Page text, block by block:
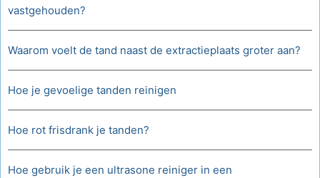
vastgehouden?
Waarom voelt de tand naast de extractieplaats groter aan?
Hoe je gevoelige tanden reinigen
Hoe rot frisdrank je tanden?
Hoe gebruik je een ultrasone reiniger in een